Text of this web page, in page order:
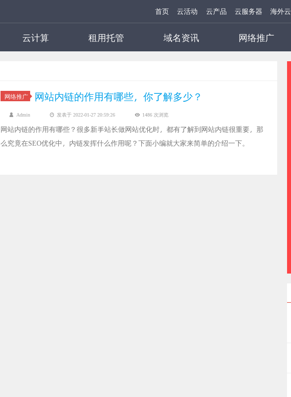
首页 云活动 云产品 云服务器 海外云
云计算 租用托管 域名资讯 网络推广
网络推广 网站内链的作用有哪些，你了解多少？
Admin 发表于 2022-01-27 20:59:26 1486 次浏览
网站内链的作用有哪些？很多新手站长做网站优化时，都有了解到网站内链很重要，那
么究竟在SEO优化中，内链发挥什么作用呢？下面小编就大家来简单的介绍一下。